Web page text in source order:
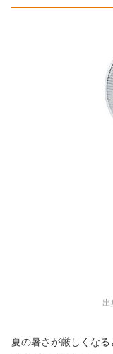
出
夏の暑さが厳しくな